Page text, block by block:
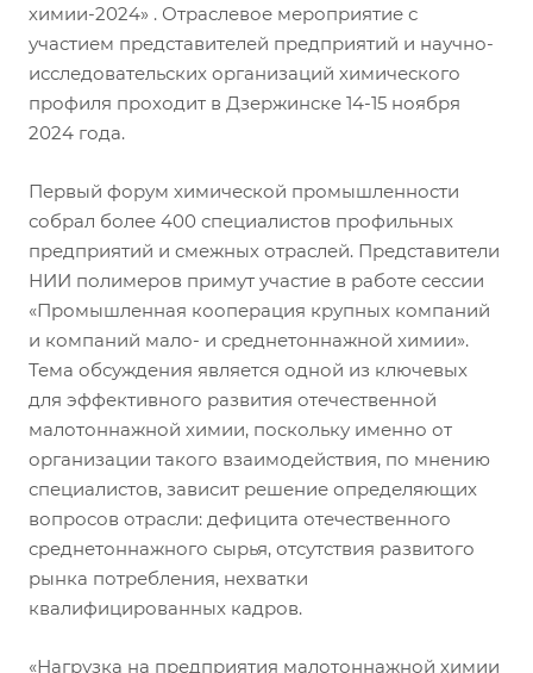
химии-2024» . Отраслевое мероприятие с
участием представителей предприятий и научно-
исследовательских организаций химического
профиля проходит в Дзержинске 14-15 ноября
2024 года.
Первый форум химической промышленности
собрал более 400 специалистов профильных
предприятий и смежных отраслей. Представители
НИИ полимеров примут участие в работе сессии
«Промышленная кооперация крупных компаний
и компаний мало- и среднетоннажной химии».
Тема обсуждения является одной из ключевых
для эффективного развития отечественной
малотоннажной химии, поскольку именно от
организации такого взаимодействия, по мнению
специалистов, зависит решение определяющих
вопросов отрасли: дефицита отечественного
среднетоннажного сырья, отсутствия развитого
рынка потребления, нехватки
квалифицированных кадров.
«Нагрузка на предприятия малотоннажной химии